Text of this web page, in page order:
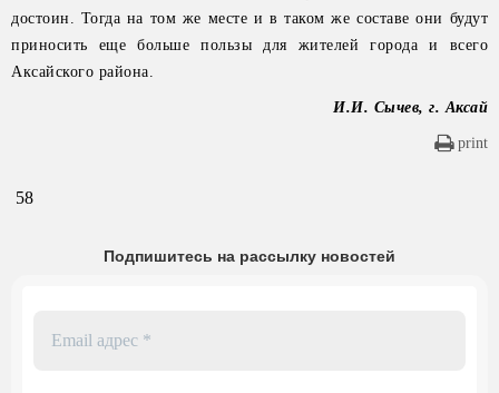
достоин. Тогда на том же месте и в таком же составе они будут
приносить еще больше пользы для жителей города и всего
Аксайского района.
И.И. Сычев, г. Аксай
print
58
Подпишитесь на рассылку новостей